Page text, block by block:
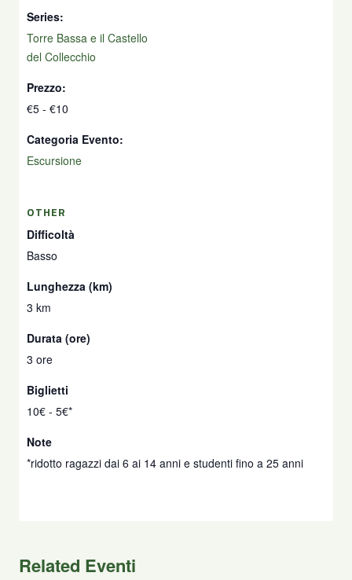
Series:
Torre Bassa e il Castello
del Collecchio
Prezzo:
€5 - €10
Categoria Evento:
Escursione
OTHER
Difficoltà
Basso
Lunghezza (km)
3 km
Durata (ore)
3 ore
Biglietti
10€ - 5€*
Note
*ridotto ragazzi dai 6 ai 14 anni e studenti fino a 25 anni
Related Eventi